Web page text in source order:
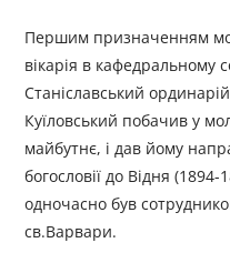
Першим призначенням
вікарія в кафедральному
Станіславський
Куїловський побачив у
майбутнє, і дав йому
богословії до Відня
одночасно був
св.Варвари.